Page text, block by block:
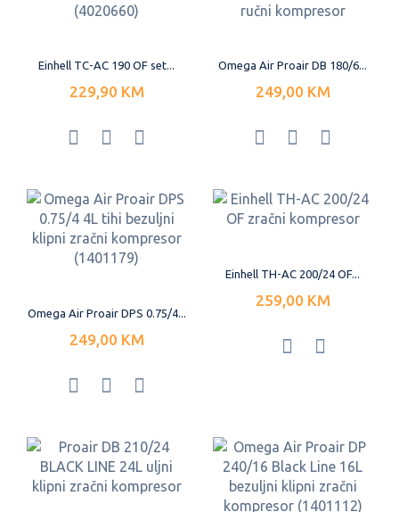
Einhell TC-AC 190 OF set...
229,90 KM
Omega Air Proair DB 180/6...
249,00 KM
Omega Air Proair DPS 0.75/4...
249,00 KM
Einhell TH-AC 200/24 OF...
259,00 KM